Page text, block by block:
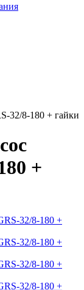
32/8-180 + гайки
+